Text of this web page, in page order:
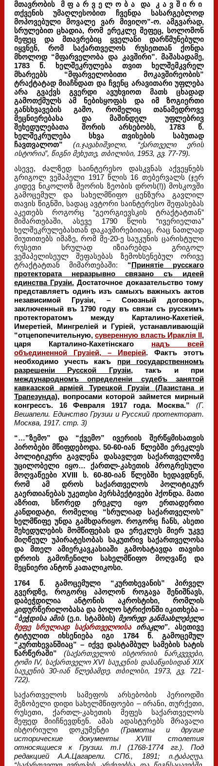
მთავრობის მ ფ ა რ ვ ე ლ ო ბ ა და კ ა ვ შ ი რ ი
თქვენის უმაღლესობით ჩვენდა სასარგებლოდ
მოპოვებული მოვალე ვარ მივიღო”-ო. ამგვარად,
სრულებით ცხადია, რომ ერეკლე მეფეც, სოლომონ
მეფეც და მთავრებიც ყველანი დარწმუნებული
იყვნენ, რომ საქართველოს რუსეთთან ქონდა
მხოლოდ “მფარველობა და კავშირი”. მაშასადამე,
1783 წ. ხელშეკრულება თვით ხელშემკვრელ
მხარეებს “მფარველობითი მოკავშირეობის”
ტრაქტატად მიაჩნდათ და ჩვენც არავითარი უფლება
არა გვაქვს გვერდი ავუხვიოთ მათს ცხადად
გამოთქმულს ამ ნებისყოფას და იმ ზოგიერთი
განსხვავების გამო, რომელიც თანამედროვე
მეცნიერებასა და მაშინდელ უფლებრივ
შეხედულებათა შორის არსებობს, 1783 წ.
ხელშეკრულება სხვა თვისების საბუთად
ჩავთვალოთ”(ი.ჯავახიშვილი, “ქართველი ერის
ისტორია”, წიგნი მეხუთე, თბილისი, 1953, გვ. 77-79).
ასევე, ძალზედ საინტერესო დასკვნას აქვეყნებს
გრიგოლ ვეშაპელი 1917 წლის 16 თებერვალს (ჯერ
კიდევ ნიკოლოზ მეორის ზეობის დროს(!)) მოსკოვში
გამოცემულ და სახელმწიფო ცენზურა გავლილ
თავის წიგნში, სადაც ავტორი საინტერესო შეფასებას
აკეთებს როგორც “გეორგიევსკის ტრაქტატთან”
მიმართებაში, ასევე 1790 წლის “ივერიელთა”
ხელშეკრულებასთან დაკავშირებითაც, რაც ნათლად
მიუთითებს იმაზე, რომ მე-20-ე საუკუნის ცარისტული
რუსეთი სრულად იზიარებდა გრიგოლ
ვეშაპელისეულ შეფასებას ზემოხსენებულ ორივე
ტრაქტატთან მიმართებაში: “ Принятiе русскаго
протектората неразрывно связано съ идеей
единства Грузiи. Достаточное доказательство тому
представляетъ одинъ изъ самыхъ важныхъ актов
независимой Грузiи, – Союзный договоръ,
заключенный въ 1790 году въ связи съ русскимъ
протекторатомъ между Карталино-Кахетiей,
Имеретiей, Мингрелiей и Гурiей, устанавливающiй
“отцепопечительную,суверенную власть Ираклiя II ,
царя Карталино-Кахетiнскаго надъ
всей
объединенной Грузiей, – Иверiей.Фактъ этотъ
необходимо учесть какъ при государственномъ
разрешенiи Русской Грузiи, такъ и при
международномъ определенiи судебъ занятой
кавказской армiей Турецкой Грузiи (Лазистана и
Трапезунда), вопросами которой займется мирный
конгрессъ. 16 Февраля 1917 года. Москва.”
(Г.
Вешапели. Единство Грузии и Русский протекторат.
Москва, 1917. стр. 3)
“…”ზემო” და “ქვემო” ივერიის შერწყმისათვის
პირობები მწიფდებოდა. 50-60-იან წლებში ერეკლეს
პოლიტიკური გავლენა დასავლეთ საქართველოზე
უცილობელი იყო… ქართლ-კახეთის პროგრესული
მოღვაწეები XVIII ს. 60-80-იან წლებში ხედავდნენ,
რომ ამ დროს საქართველოს პოლიტიკურ
გაერთიანებას უკეთესი პერსპექტივები ჰქონდა. მათი
აზრით, სწორედ ერეკლე იყო ერთადერთი
კანდიდატი, რომელიც “სრულიად საქართველოს”
ხელმწიფე უნდა გამხდარიყო. როგორც ჩანს, ასეთი
შეხედულების მომწიფებას და ერეკლეს მიერ უკვე
მიღწეულ უპირატესობას საკუთრივ საქართველოსა
და მთელ ამიერკავკასიაში გამოხატავდა თავისი
დროის გამოჩენილი სახელმწიფო მოღვაწე და
მეცნიერი ანტონ კათალიკოსი.
1764 წ. გამოცემული “კურთხევანის” პირველ
გვერდზე, როგორც აპოლონ როგავა შენიშნავს,
დაბეჭდილია ანტონის აკროსტიხი, რომლის
კიდურწერილობასა და ბოლო სტრიქონში იკითხება –
“ბეჭდისა ამის(ე.ი. სტამბის) მეორედ განმაახლებელი
მეფე სრულიად საქართველოისა ირაკლი”. ასეთივე
ტიტულით იხსენიება იგი 1784 წ. გამოცემულ
“კურთხევანშიაც” – იქვე დასტამბულ სამების ხატის
წარწერაში”
(საქართველოს ისტორიის ნარკვევები,
ტომი IV, საქართველო XVI საუკუნის დასაწყისიდან XIX
საუკუნის 30-იან წლებამდე. თბილისი, 1973, გვ. 721-
722).
საქართველოს სამეფოს არსებობის პერიოდში
მეზობელი დიდი სახელმწიფოები – ირანი, თურქეთი,
რუსეთი, ქართლ-კახეთის მეფეს საქართველოს
მეფედ მიიჩნევდნენ. ამას ადასტურებს მრავალი
ისტორიული დოკუმენტი (Грамоты и другие
исторические документы XVIII столетия
относящиеся к Грузии. т.I (1768-1774 гг.). Под
редакцией А.А.Цагарели. СПб., 1891; ი.ტაბაღუა.